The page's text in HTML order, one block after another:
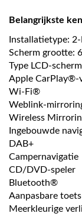
Belangrijkste
Installatietype:
Scherm grootte:
Type LCD-
Apple CarPlay®-
Wi-Fi®
Weblink-
Wireless
Ingebouwde
DAB+
Campernavigatie
CD/DVD-speler
Bluetooth®
Aanpasbare
Meerkleurige